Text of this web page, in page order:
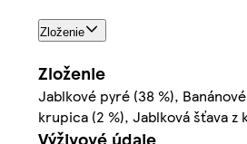
Zloženie
Zloženie
Jablkové pyré (38 %),
krupica (2 %), Jablková šťava z
Výživové údaje